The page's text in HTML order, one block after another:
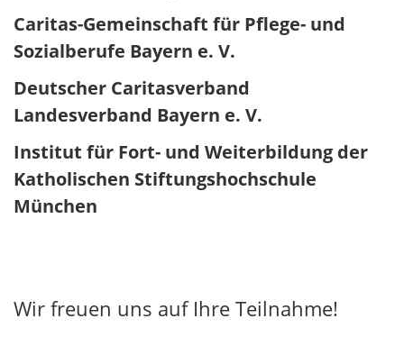
Caritas-Gemeinschaft für Pflege- und
Sozialberufe Bayern e. V.
Deutscher Caritasverband
Landesverband Bayern e. V.
Institut für Fort- und Weiterbildung der
Katholischen Stiftungshochschule
München
Wir freuen uns auf Ihre Teilnahme!